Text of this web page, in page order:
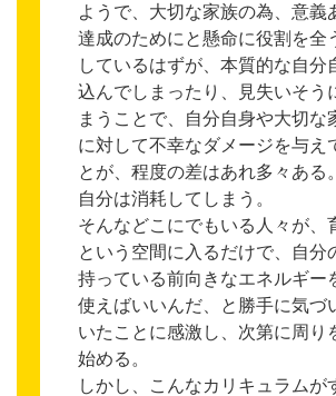
ようで、大切な家族の為、意義
達成のためにと懸命に役割を全
しているはずが、本質的な自分
込んでしまったり、見失いそう
まうことで、自分自身や大切な
に対して不幸なダメージを与え
とが、程度の差はあれ多々ある
自分は消耗してしまう。
そんなどこにでもいる人々が、
という空間に入るだけで、自分
持っている前向きなエネルギー
使えばいいんだ、と勝手に気づ
いたことに感激し、次第に周り
始める。
しかし、こんなカリキュラムが